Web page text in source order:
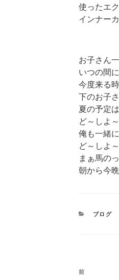
使ったエ
インナー
お子さん
いつの間
今度来る
下のお子
夏の予定
ど～しよ
俺も一緒
ど～しよ
まぁ馬の
朝から今
カ
ブログ
投
過
前